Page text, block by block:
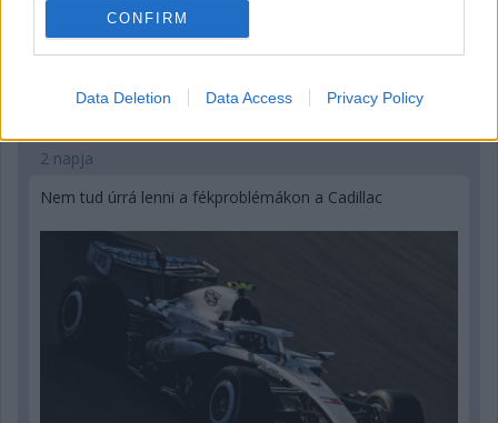
CONFIRM
Data Deletion Data Access Privacy Policy
2 napja
Nem tud úrrá lenni a fékproblémákon a Cadillac